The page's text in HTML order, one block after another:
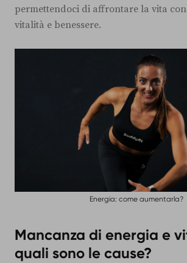
permettendoci di affrontare la vita
vitalità e benessere.
Energia: come aumentarla?
Mancanza di energia e
quali sono le cause?